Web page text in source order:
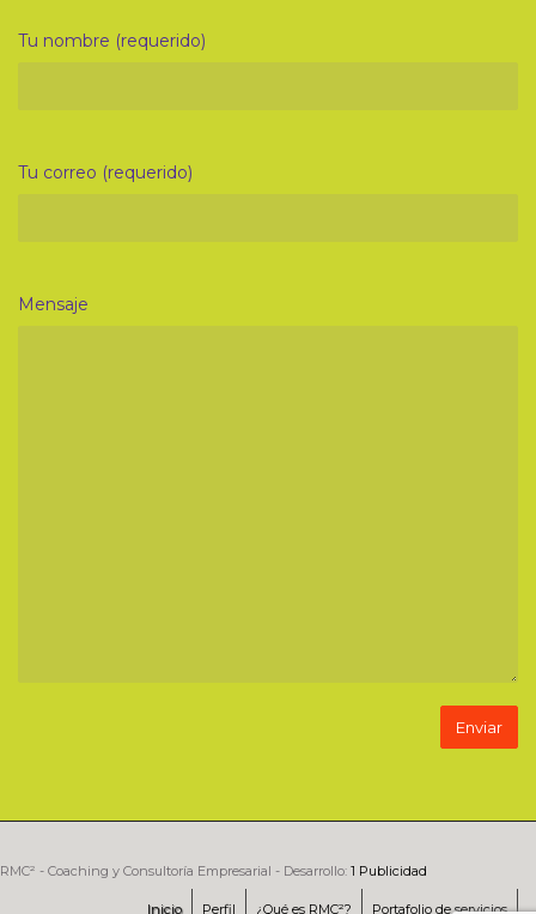
Tu nombre (requerido)
Tu correo (requerido)
Mensaje
RMC² - Coaching y Consultoría Empresarial - Desarrollo: 1 Publicidad
Inicio Perfil ¿Qué es RMC²? Portafolio de servicios